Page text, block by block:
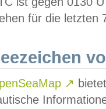
für die letzten
↗